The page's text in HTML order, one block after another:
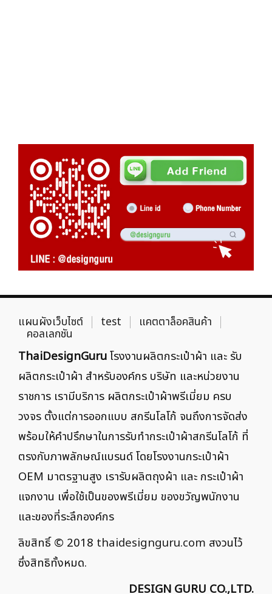
แผนผังเว็บไซต์ test แคตตาล็อคสินค้า
คอลเลกชัน
ThaiDesignGuruโรงงานผลิตกระเป๋าผ้า และ รับ
ผลิตกระเป๋าผ้า สำหรับองค์กร บริษัท และหน่วยงาน
ราชการ เรามีบริการ ผลิตกระเป๋าผ้าพรีเมี่ยม ครบ
วงจร ตั้งแต่การออกแบบ สกรีนโลโก้ จนถึงการจัดส่ง
พร้อมให้คำปรึกษาในการรับทำกระเป๋าผ้าสกรีนโลโก้ ที่
ตรงกับภาพลักษณ์แบรนด์ โดยโรงงานกระเป๋าผ้า
OEM มาตรฐานสูง เรารับผลิตถุงผ้า และ กระเป๋าผ้า
แจกงาน เพื่อใช้เป็นของพรีเมี่ยม ของขวัญพนักงาน
และของที่ระลึกองค์กร
ลิขสิทธิ์ © 2018 thaidesignguru.com สงวนไว้
ซึ่งสิทธิทั้งหมด.
DESIGN GURU CO.,LTD.